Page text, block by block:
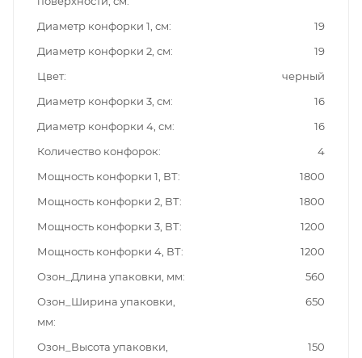
Диаметр конфорки 1, см
19
Диаметр конфорки 2, см
19
Цвет
черный
Диаметр конфорки 3, см
16
Диаметр конфорки 4, см
16
Количество конфорок
4
Мощность конфорки 1, ВТ
1800
Мощность конфорки 2, ВТ
1800
Мощность конфорки 3, ВТ
1200
Мощность конфорки 4, ВТ
1200
Озон_Длина упаковки, мм
560
Озон_Ширина упаковки,
мм
650
Озон_Высота упаковки,
150